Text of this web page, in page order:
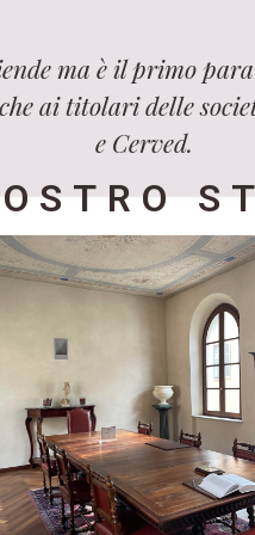
ma è il primo
ai titolari delle
e Cerved.